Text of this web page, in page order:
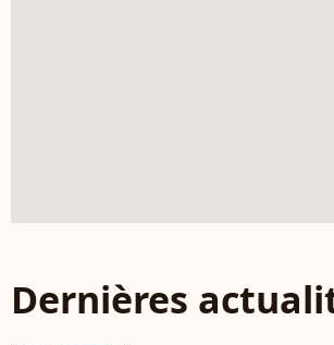
Dernières